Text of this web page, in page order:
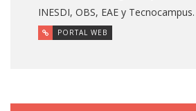
INESDI, OBS, EAE y Tecnocampus.
PORTAL WEB